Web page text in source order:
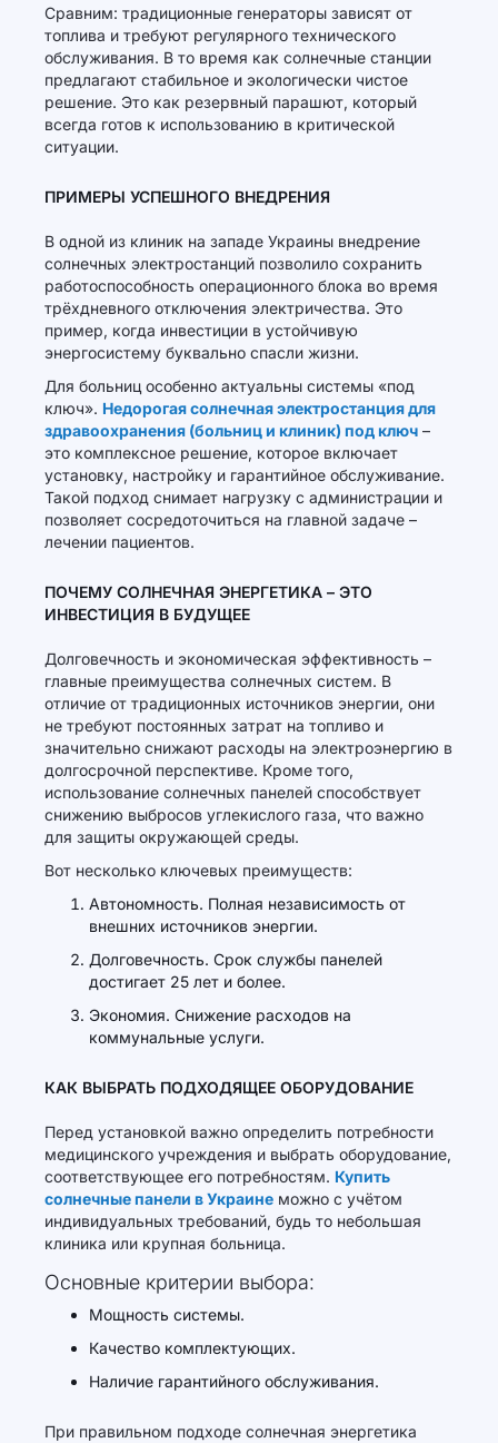
Сравним: традиционные генераторы зависят от
топлива и требуют регулярного технического
обслуживания. В то время как солнечные станции
предлагают стабильное и экологически чистое
решение. Это как резервный парашют, который
всегда готов к использованию в критической
ситуации.
ПРИМЕРЫ УСПЕШНОГО ВНЕДРЕНИЯ
В одной из клиник на западе Украины внедрение
солнечных электростанций позволило сохранить
работоспособность операционного блока во время
трёхдневного отключения электричества. Это
пример, когда инвестиции в устойчивую
энергосистему буквально спасли жизни.
Для больниц особенно актуальны системы «под
ключ». Недорогая солнечная электростанция для
здравоохранения (больниц и клиник) под ключ –
это комплексное решение, которое включает
установку, настройку и гарантийное обслуживание.
Такой подход снимает нагрузку с администрации и
позволяет сосредоточиться на главной задаче –
лечении пациентов.
ПОЧЕМУ СОЛНЕЧНАЯ ЭНЕРГЕТИКА – ЭТО
ИНВЕСТИЦИЯ В БУДУЩЕЕ
Долговечность и экономическая эффективность –
главные преимущества солнечных систем. В
отличие от традиционных источников энергии, они
не требуют постоянных затрат на топливо и
значительно снижают расходы на электроэнергию в
долгосрочной перспективе. Кроме того,
использование солнечных панелей способствует
снижению выбросов углекислого газа, что важно
для защиты окружающей среды.
Вот несколько ключевых преимуществ:
Автономность. Полная независимость от
внешних источников энергии.
Долговечность. Срок службы панелей
достигает 25 лет и более.
Экономия. Снижение расходов на
коммунальные услуги.
КАК ВЫБРАТЬ ПОДХОДЯЩЕЕ ОБОРУДОВАНИЕ
Перед установкой важно определить потребности
медицинского учреждения и выбрать оборудование,
соответствующее его потребностям. Купить
солнечные панели в Украине можно с учётом
индивидуальных требований, будь то небольшая
клиника или крупная больница.
Основные критерии выбора:
Мощность системы.
Качество комплектующих.
Наличие гарантийного обслуживания.
При правильном подходе солнечная энергетика